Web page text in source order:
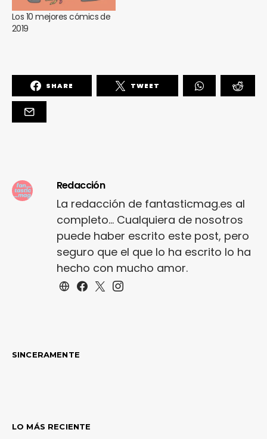
Los 10 mejores cómics de
2019
SHARE TWEET
Redacción
La redacción de fantasticmag.es al
completo... Cualquiera de nosotros
puede haber escrito este post, pero
seguro que el que lo ha escrito lo ha
hecho con mucho amor.
SINCERAMENTE
LO MÁS RECIENTE